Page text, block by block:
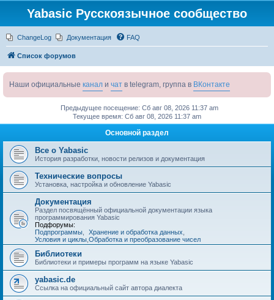
Yabasic Русскоязычное сообщество
ChangeLog Документация FAQ
Список форумов
Наши официальные канал и чат в telegram, группа в ВКонтакте
Предыдущее посещение: Сб авг 08, 2026 11:37 am
Текущее время: Сб авг 08, 2026 11:37 am
Основной раздел
Все о Yabasic
История разработки, новости релизов и документация
Технические вопросы
Установка, настройка и обновление Yabasic
Документация
Раздел посвящённый официальной документации языка
программирования Yabasic
Подфорумы:
Подпрограммы
Условия и циклы
Хранение и обработка данных
Обработка и преобразование чисел
Библиотеки
Библиотеки и примеры программ на языке Yabasic
yabasic.de
Ссылка на официальный сайт автора диалекта